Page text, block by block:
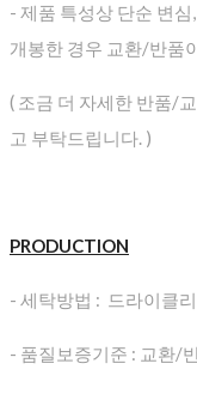
- 제품 특성상 단순 변
개봉한 경우 교환/반품
( 조금 더 자세한 반품/
고 부탁드립니다. )
PRODUCTION
- 세탁방법 : 드라이클
- 품질보증기준 : 교환/